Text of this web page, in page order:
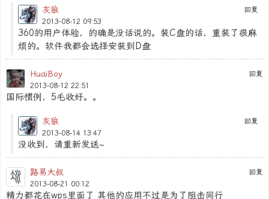
回复
灰狼
2013-08-12 09:53
360的用户体验，的确是没话说的。装C盘的话，重装了很麻
烦的。软件我都会选择安装到D盘
回复
HuaiBoy
2013-08-12 22:51
国际惯例，5毛收好。。
回复
灰狼
2013-08-14 13:47
没收到，请重新发送~
回复
路易大叔
2013-08-21 00:12
精力都花在wps里面了 其他的应用不过是为了阻击同行